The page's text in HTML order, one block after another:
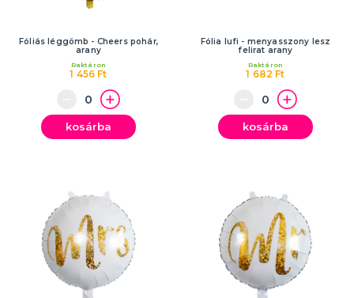
Fóliás léggömb - Cheers pohár,
arany
1 456 Ft
Raktáron
kosárba
Fólia lufi - menyasszony lesz
felirat arany
1 682 Ft
Raktáron
kosárba